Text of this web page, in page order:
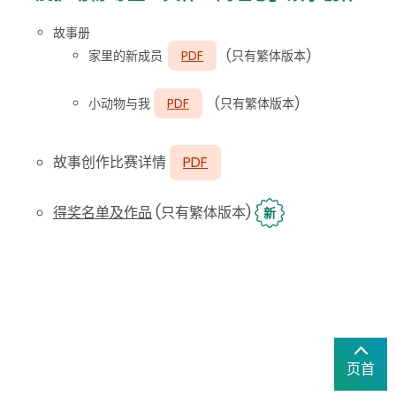
故事册
家里的新成员
PDF (只有繁体版本)
小动物与我 PDF (只有繁体版本)
故事创作比赛详情 PDF
得奖名单及作品 (只有繁体版本) 新
页首